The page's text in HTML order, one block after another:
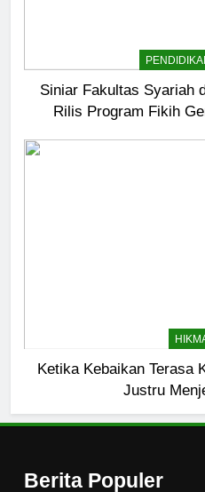
Siniar Fakultas Syariah
Rilis Program Fikih
Ketika Kebaikan Terasa
Justru
Berita Populer
6
Ngopi
Abadi
Mati
HIKMAH
1
Tolak